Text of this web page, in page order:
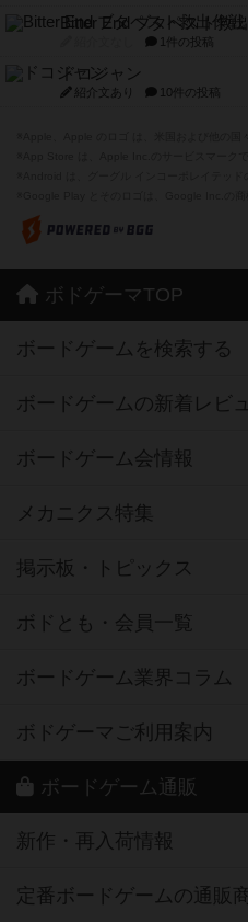
Bitter End ブタペスト救
1件の投稿
ドコジャン
紹介文あり 10件の投稿
ボドゲーマTOP
ボードゲームを検索する
ボードゲームの新着レビ
ボードゲーム会情報
メカニクス特集
掲示板・トピックス
ボドとも・会員一覧
ボードゲーム業界コラム
ボドゲーマご利用案内
ボードゲーム通販
新作・再入荷情報
定番ボードゲームの通販